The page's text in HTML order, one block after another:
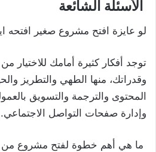
الأسئلة الشائعة
لو عايزة افتح مشروع صغير افتحه
توجد أفكار كثيرة أمامك للاختيار من
وقدراتك، منها الطهي والتطريز
المحتوى والترجمة والتسويق
وإدارة صفحات التواصل الاجتماعي.
ما هي أهم خطوة لفتح مشروع من